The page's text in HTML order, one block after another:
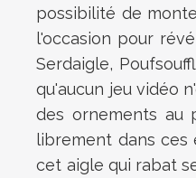
possibilité de
l'occasion pour
Serdaigle,
qu'aucun jeu vidéo
des ornements au
librement dans ces
cet aigle qui rabat